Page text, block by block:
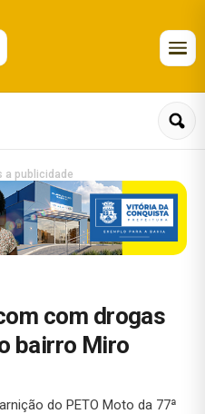
a publicidade
com drogas
bairro Miro
do PETO Moto da 77ª